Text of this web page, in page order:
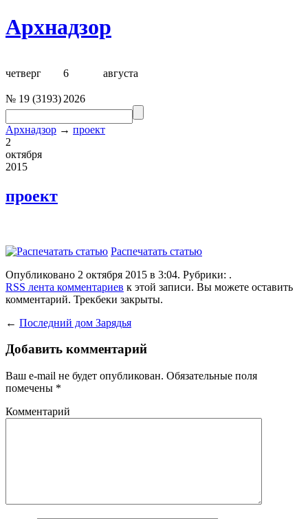
Архнадзор
четверг 6 августа
№ 19 (3193) 2026
Архнадзор → проект
2
октября
2015
проект
Распечатать статью
Опубликовано 2 октября 2015 в 3:04. Рубрики: .
RSS лента комментариев к этой записи. Вы можете оставить
комментарий. Трекбеки закрыты.
← Последний дом Зарядья
Добавить комментарий
Ваш e-mail не будет опубликован. Обязательные поля
помечены *
Комментарий